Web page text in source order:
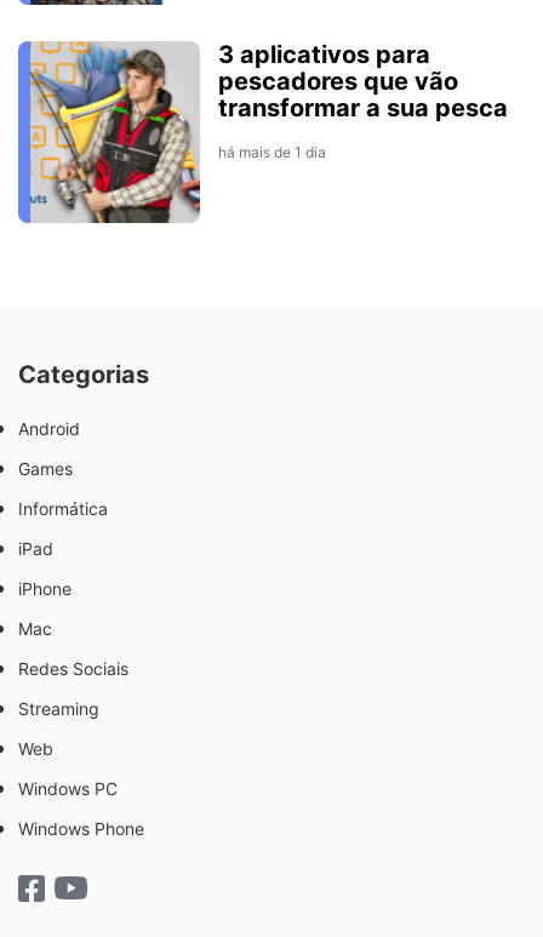
3 aplicativos para
pescadores que vão
transformar a sua pesca
há mais de 1 dia
Categorias
Android
Games
Informática
iPad
iPhone
Mac
Redes Sociais
Streaming
Web
Windows PC
Windows Phone